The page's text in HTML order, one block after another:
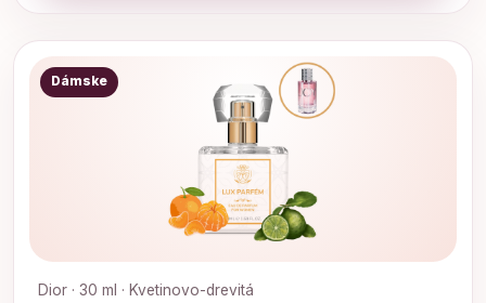
Dámske
Dior · 30 ml · Kvetinovo-drevitá